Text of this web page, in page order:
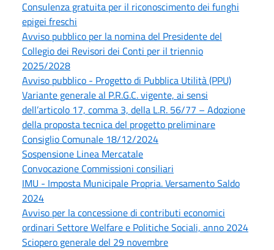
Consulenza gratuita per il riconoscimento dei funghi
epigei freschi
Avviso pubblico per la nomina del Presidente del
Collegio dei Revisori dei Conti per il triennio
2025/2028
Avviso pubblico - Progetto di Pubblica Utilità (PPU)
Variante generale al P.R.G.C. vigente, ai sensi
dell’articolo 17, comma 3, della L.R. 56/77 – Adozione
della proposta tecnica del progetto preliminare
Consiglio Comunale 18/12/2024
Sospensione Linea Mercatale
Convocazione Commissioni consiliari
IMU - Imposta Municipale Propria. Versamento Saldo
2024
Avviso per la concessione di contributi economici
ordinari Settore Welfare e Politiche Sociali, anno 2024
Sciopero generale del 29 novembre